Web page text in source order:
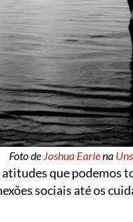
Foto de Joshua Earlena
que
sociais até os